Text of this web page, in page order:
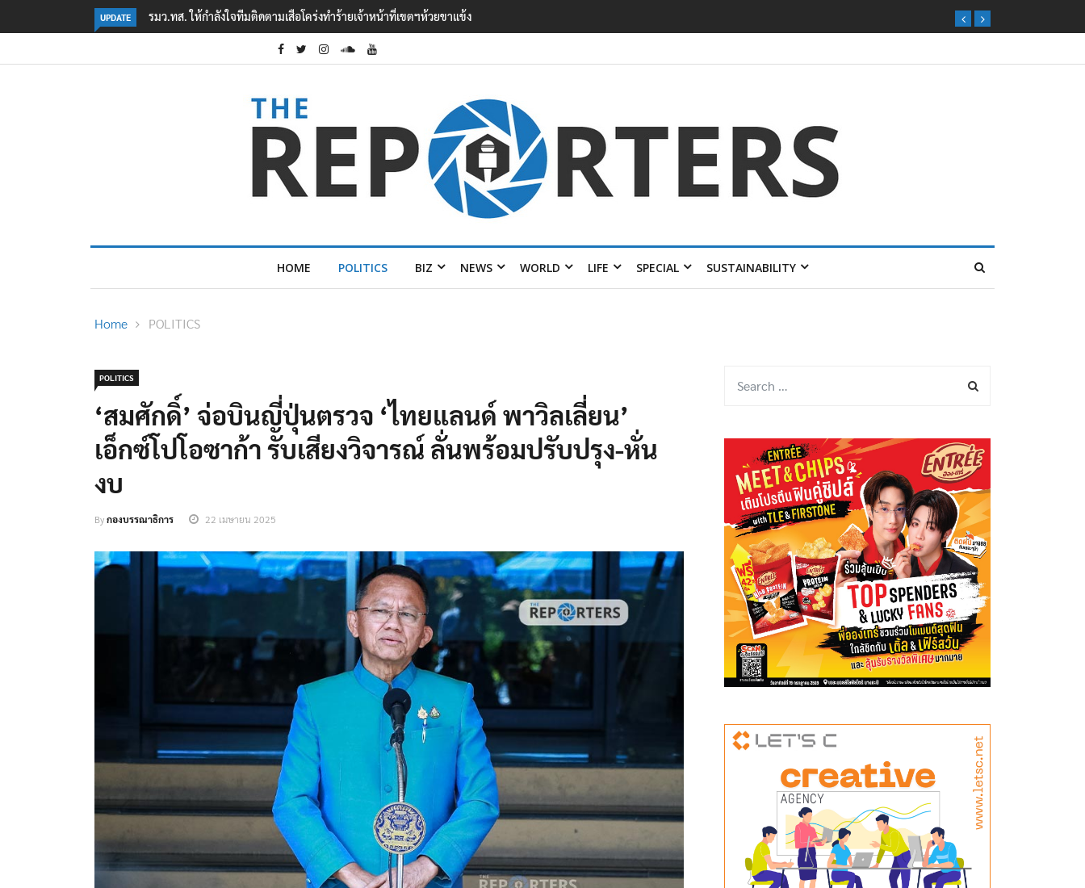
UPDATE ‘ภาคประชาสังคม’ รวมตัวคัดค้าน ‘มิน ออง ไลง์’ เยือนไทย ขึงป้าย ‘ไม่ต้อนรับอาชญากร’
HOME POLITICS BIZ NEWS WORLD LIFE SPECIAL SUSTAINABILITY
Home POLITICS
POLITICS
‘สมศักดิ์’ จ่อบินญี่ปุ่นตรวจ ‘ไทยแลนด์ พาวิลเลี่ยน’
เอ็กซ์โปโอซาก้า รับเสียงวิจารณ์ ลั่นพร้อมปรับปรุง-หั่น
งบ
Byกองบรรณาธิการ 22 เมษายน 2025